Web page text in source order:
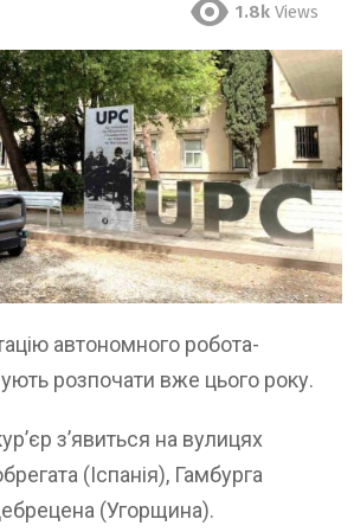
1.8k Views
автономного робота-
розпочати вже цього року.
з’явиться на вулицях
(Іспанія), Гамбурга
(Угорщина).